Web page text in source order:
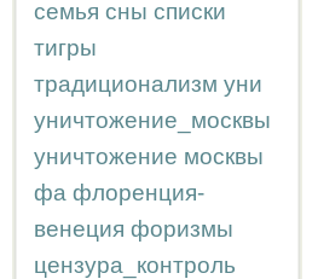
семья сны списки
тигры
традиционализм уни
уничтожение_москвы
уничтожение москвы
фа флоренция-
венеция форизмы
цензура_контроль